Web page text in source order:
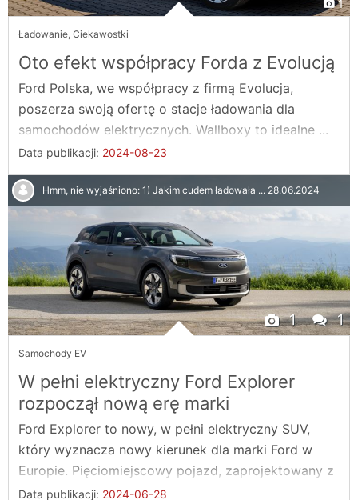
1
Ładowanie Ciekawostki
Oto efekt współpracy Forda z Evolucją
Ford Polska, we współpracy z firmą Evolucja,
poszerza swoją ofertę o stacje ładowania dla
samochodów elektrycznych. Wallboxy to idealne ...
Data publikacji: 2024-08-23
1 1
Hmm, nie wyjaśniono: 1) Jakim cudem ładowała ... 28.06.2024
Samochody EV
W pełni elektryczny Ford Explorer
rozpoczął nową erę marki
Ford Explorer to nowy, w pełni elektryczny SUV,
który wyznacza nowy kierunek dla marki Ford w
Europie. Pięciomiejscowy pojazd, zaprojektowany z
...
Data publikacji: 2024-06-28